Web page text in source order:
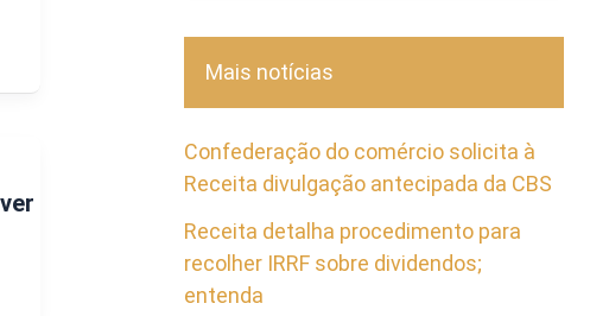
Mais notícias
Confederação do comércio solicita à
Receita divulgação antecipada da CBS
Receita detalha procedimento para
recolher IRRF sobre dividendos;
entenda